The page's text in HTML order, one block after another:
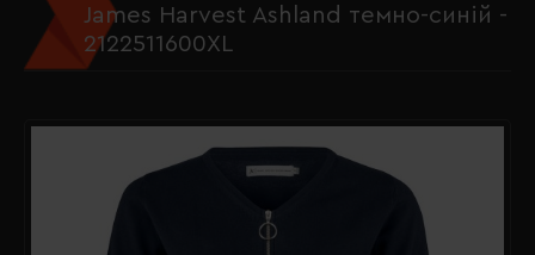
James Harvest Ashland темно-синій -
2122511600XL